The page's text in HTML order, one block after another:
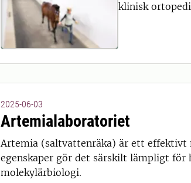
klinisk
2025-06-03
Artemialaboratoriet
Artemia (saltvattenräka) är ett effektivt
egenskaper gör det särskilt lämpligt
molekylärbiologi.